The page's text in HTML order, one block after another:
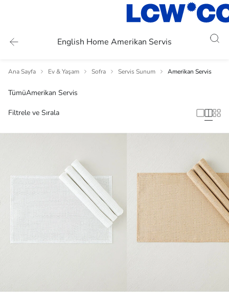
English Home Amerikan Servis
Ana Sayfa Ev & Yaşam Sofra Servis Sunum Amerikan Servis
TümüAmerikan Servis
Filtrele ve Sırala